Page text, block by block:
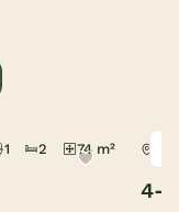
1 2 74 m²
4-